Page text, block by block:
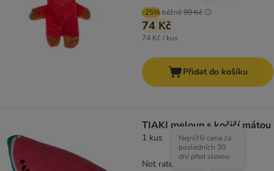
-25% běžně99 Kč
74 Kč
74 Kč / kus
Přidat do košíku
TIAKI meloun s kočičí mátou
1 kus
Nejnižší cena za
posledních 30
dní před slevou
Not rated